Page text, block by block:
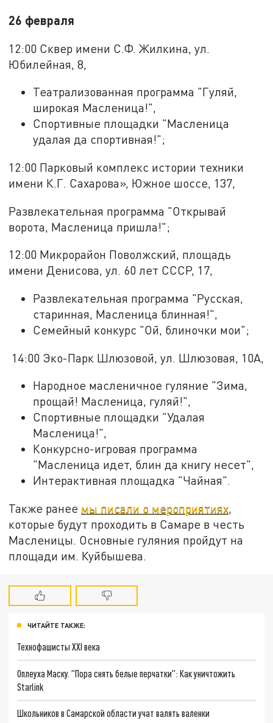
26 февраля
12:00 Сквер имени С.Ф. Жилкина, ул.
Юбилейная, 8,
Театрализованная программа "Гуляй,
широкая Масленица!",
Спортивные площадки "Масленица
удалая да спортивная!";
12:00 Парковый комплекс истории техники
имени К.Г. Сахарова», Южное шоссе, 137,
Развлекательная программа "Открывай
ворота, Масленица пришла!";
12:00 Микрорайон Поволжский, площадь
имени Денисова, ул. 60 лет СССР, 17,
Развлекательная программа "Русская,
старинная, Масленица блинная!",
Семейный конкурс "Ой, блиночки мои";
14:00 Эко-Парк Шлюзовой, ул. Шлюзовая, 10А,
Народное масленичное гуляние "Зима,
прощай! Масленица, гуляй!",
Спортивные площадки "Удалая
Масленица!",
Конкурсно-игровая программа
"Масленица идет, блин да книгу несет",
Интерактивная площадка "Чайная".
Также ранее мы писали о мероприятиях,
которые будут проходить в Самаре в честь
Масленицы. Основные гуляния пройдут на
площади им. Куйбышева.
ЧИТАЙТЕ ТАКЖЕ:
Технофашисты XXI века
Оплеуха Маску. "Пора снять белые перчатки": Как уничтожить
Starlink
Школьников в Самарской области учат валять валенки